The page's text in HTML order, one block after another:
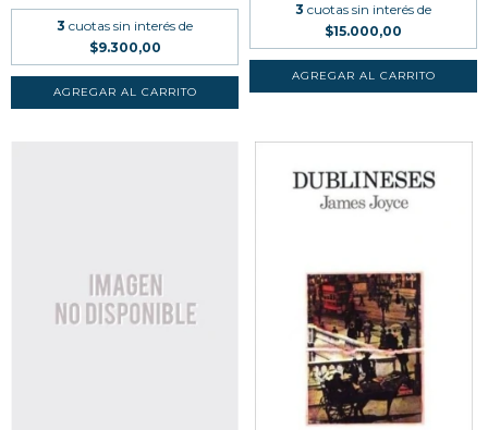
3 cuotas sin interés de
$9.300,00
3 cuotas sin interés de
$15.000,00